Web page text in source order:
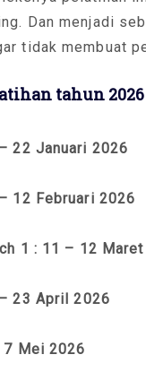
Dan menjadi
tidak membuat
tahun 2026
22 Januari 2026
12 Februari 2026
1 : 11 – 12
23 April 2026
7 Mei 2026